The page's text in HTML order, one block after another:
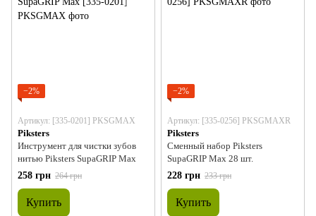
−2%
Артикул: [335-0201] PKSGMAX
Piksters
Инструмент для чистки зубов
нитью Piksters SupaGRIP Max
258 грн 264 грн
Купить
−2%
Артикул: [335-0256] PKSGMAXR
Piksters
Сменный набор Piksters
SupaGRIP Max 28 шт.
228 грн 233 грн
Купить